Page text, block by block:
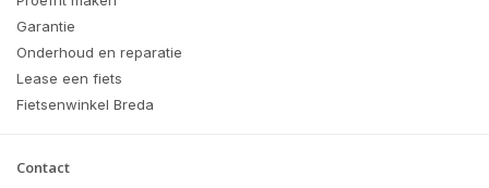
Garantie
Onderhoud en reparatie
Lease een fiets
Fietsenwinkel Breda
Contact